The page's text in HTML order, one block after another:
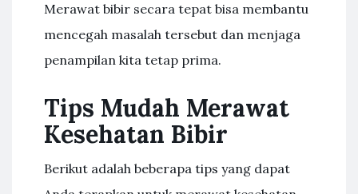
Merawat bibir secara tepat bisa membantu
mencegah masalah tersebut dan menjaga
penampilan kita tetap prima.
Tips Mudah Merawat
Kesehatan Bibir
Berikut adalah beberapa tips yang dapat